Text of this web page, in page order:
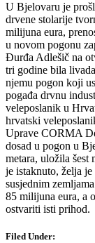
U Bjelovaru je
drvene stolarije
milijuna eura,
u novom pogonu
Đurđa Adlešič na
tri godine bila
njemu pogon koji
pogađa drvnu
veleposlanik u
hrvatski
Uprave CORMA
dosad u pogon u
metara, uložila šest
je istaknuto, želja je
susjednim
85 milijuna eura, a
ostvariti isti prihod.
Filed Under: